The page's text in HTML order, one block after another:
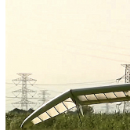
で
撮